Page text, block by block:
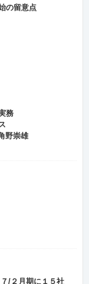
の留意点
務
野崇雄
/２月期に１５社